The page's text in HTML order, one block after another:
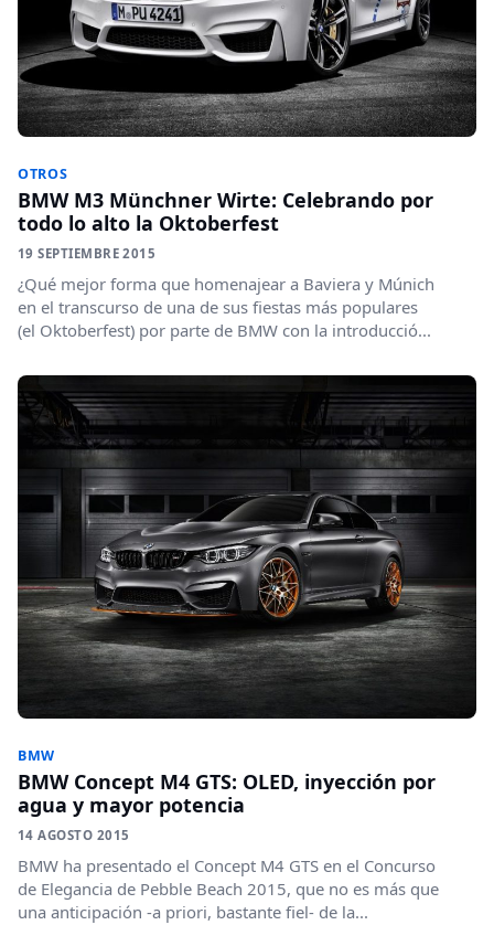
OTROS
BMW M3 Münchner Wirte: Celebrando por
todo lo alto la Oktoberfest
19 SEPTIEMBRE 2015
¿Qué mejor forma que homenajear a Baviera y Múnich
en el transcurso de una de sus fiestas más populares
(el Oktoberfest) por parte de BMW con la introducció...
BMW
BMW Concept M4 GTS: OLED, inyección por
agua y mayor potencia
14 AGOSTO 2015
BMW ha presentado el Concept M4 GTS en el Concurso
de Elegancia de Pebble Beach 2015, que no es más que
una anticipación -a priori, bastante fiel- de la...